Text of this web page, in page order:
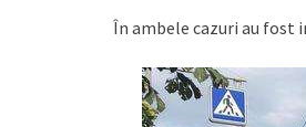
În ambele cazuri au fost